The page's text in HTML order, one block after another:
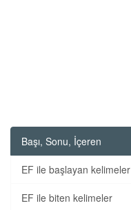
Başı, Sonu, İçeren
EF ile başlayan kelimeler
EF ile biten kelimeler